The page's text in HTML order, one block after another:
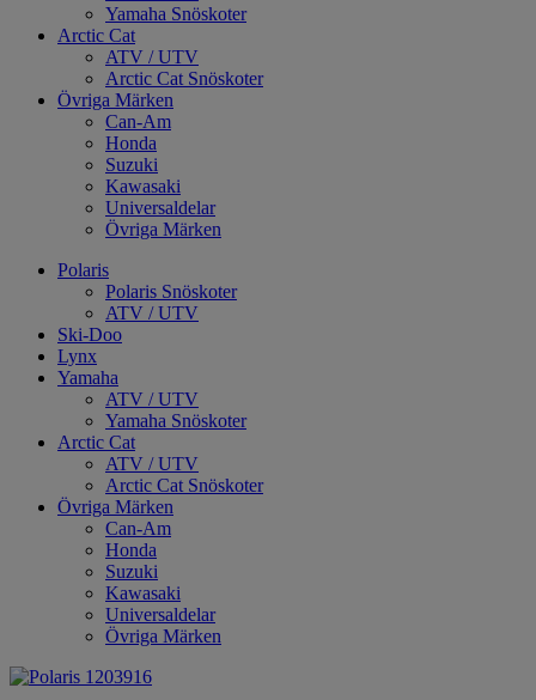
Yamaha Snöskoter
Arctic Cat
ATV / UTV
Arctic Cat Snöskoter
Övriga Märken
Can-Am
Honda
Suzuki
Kawasaki
Universaldelar
Övriga Märken
Polaris
Polaris Snöskoter
ATV / UTV
Ski-Doo
Lynx
Yamaha
ATV / UTV
Yamaha Snöskoter
Arctic Cat
ATV / UTV
Arctic Cat Snöskoter
Övriga Märken
Can-Am
Honda
Suzuki
Kawasaki
Universaldelar
Övriga Märken